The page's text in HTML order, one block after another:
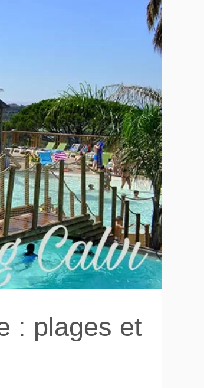
: plages et